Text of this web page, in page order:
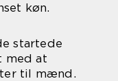
køn.
startede
med at
til mænd.